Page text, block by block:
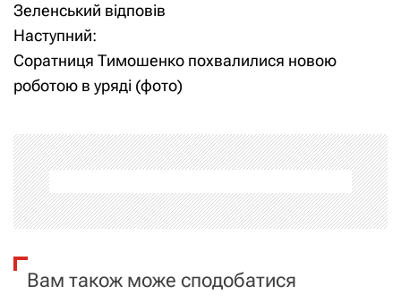
в
і
г
а
ц
і
Зеленський відповів
Наступний:
Соратниця Тимошенко похвалилися новою
роботою в уряді (фото)
Вам також може сподобатися